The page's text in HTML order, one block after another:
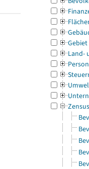
Gebiet
Land-
Zensus